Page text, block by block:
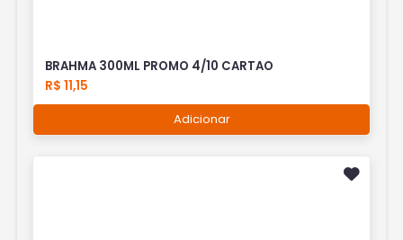
BRAHMA 300ML PROMO 4/10 CARTAO
R$ 11,15
Adicionar